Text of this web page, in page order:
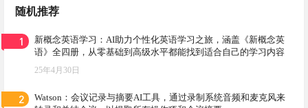
随机推荐
1
新概念英语学习：AI助力个性化英语学习之旅，涵盖《新概念英
语》全四册，从零基础到高级水平都能找到适合自己的学习内容
25年4月30日
2
Watson：会议记录与摘要AI工具，通过录制系统音频和麦克风来